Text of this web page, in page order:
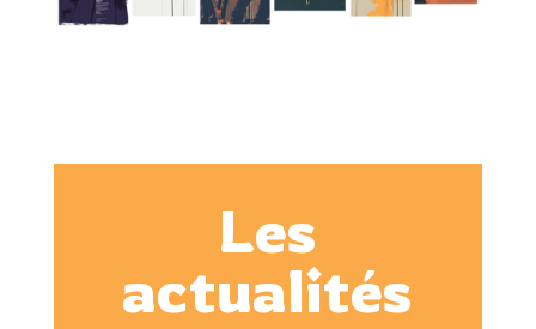
Les
actualités